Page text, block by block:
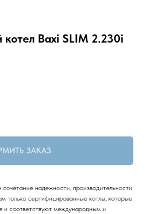
Baxi SLIM 2.230i
ЗАКАЗ
надежности, производительности
только сертифицированные котлы, которые
соответствуют международным и